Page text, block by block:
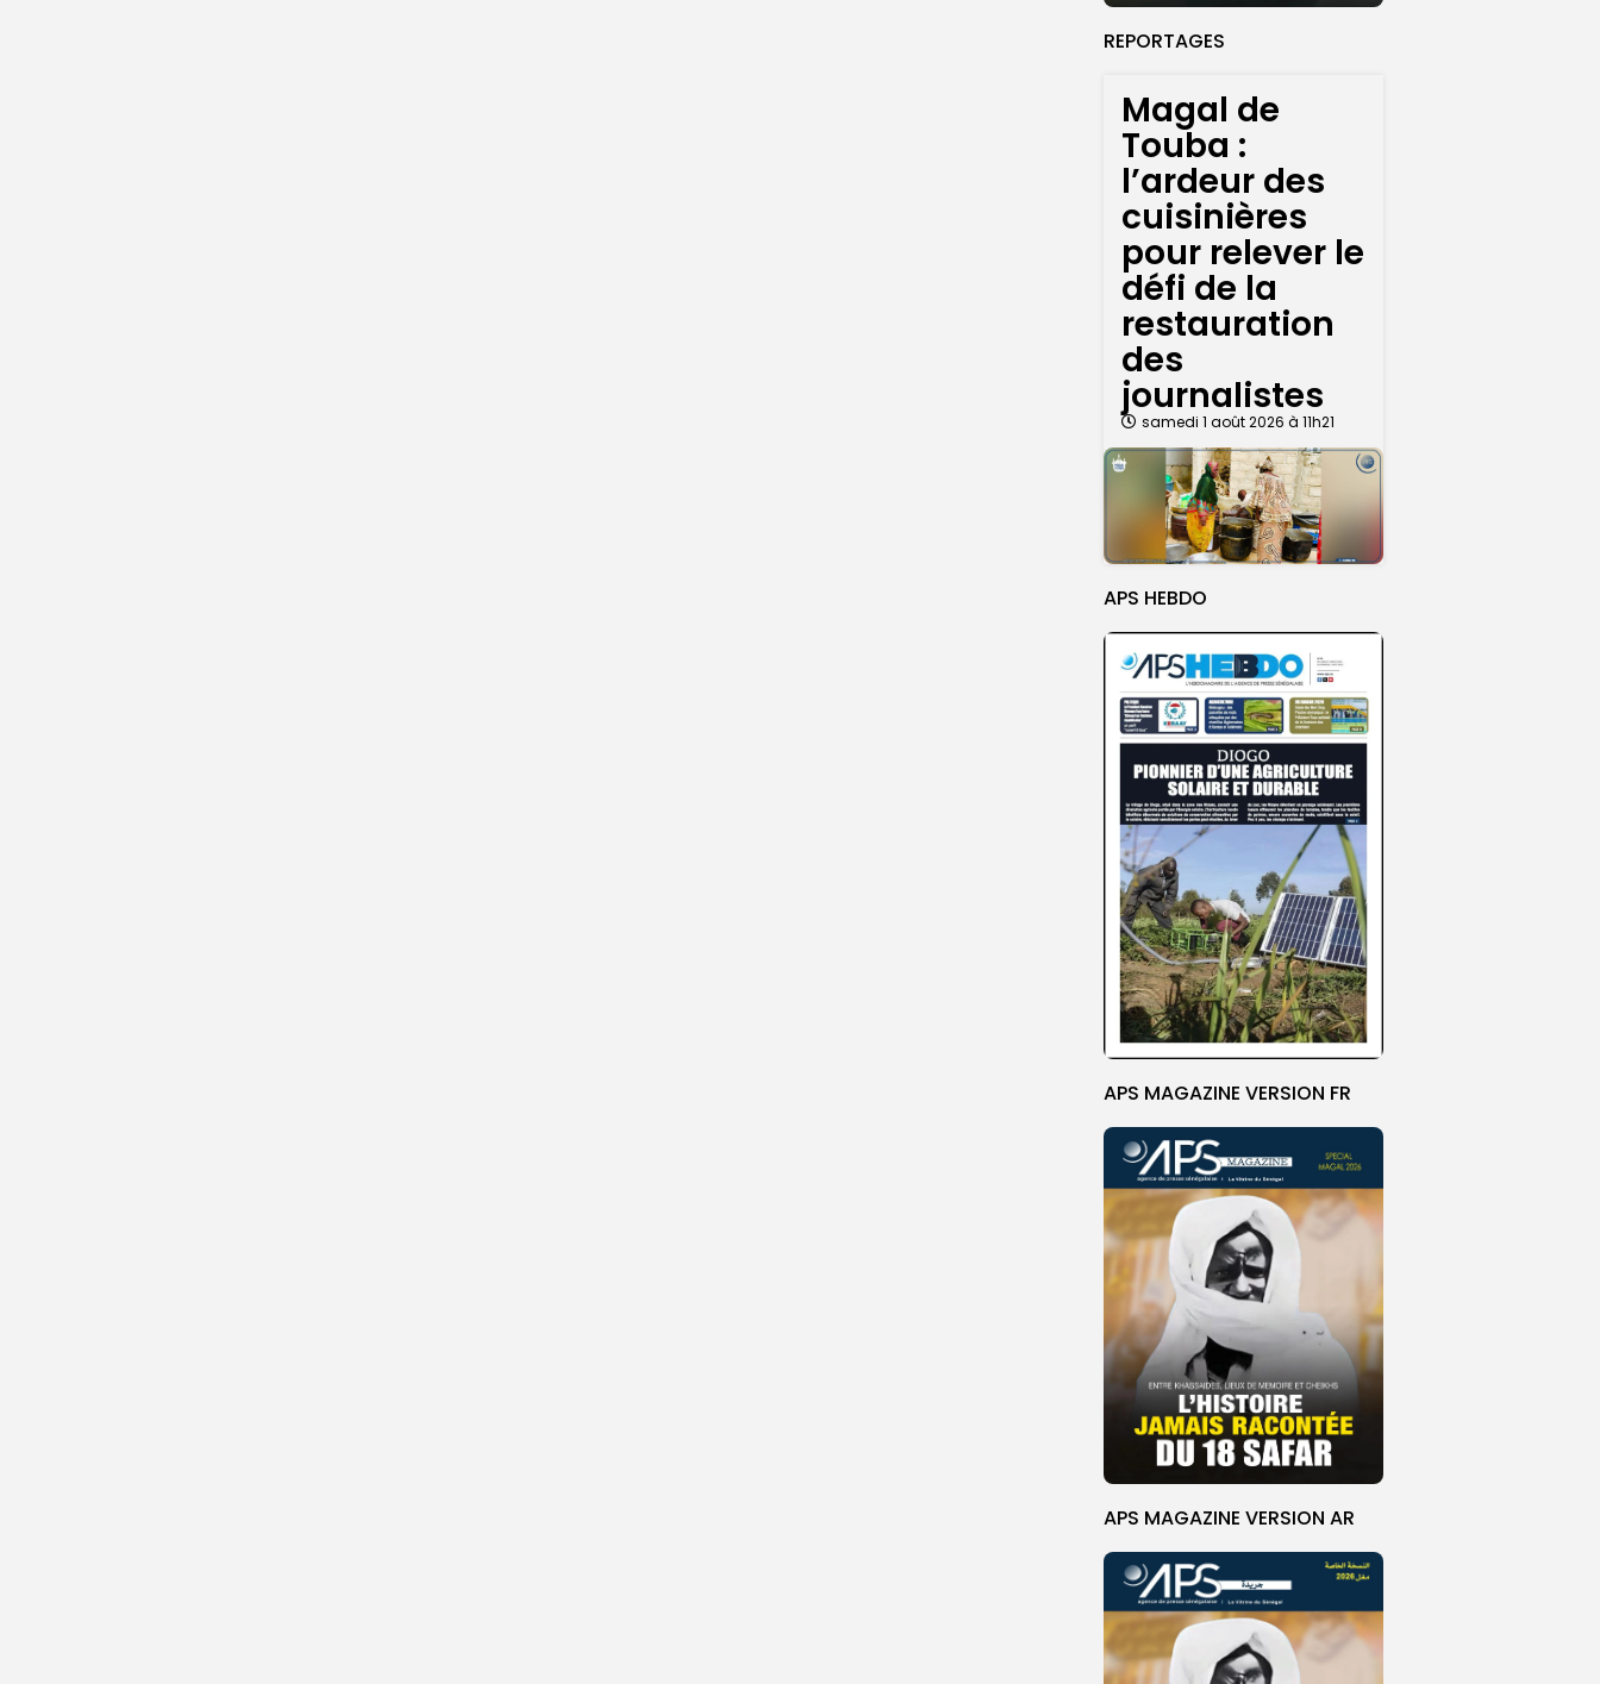
REPORTAGES
Magal de
Touba :
l’ardeur des
cuisinières
pour relever le
défi de la
restauration
des
journalistes
samedi 1 août 2026 à 11h21
APS HEBDO
APS MAGAZINE VERSION FR
APS MAGAZINE VERSION AR